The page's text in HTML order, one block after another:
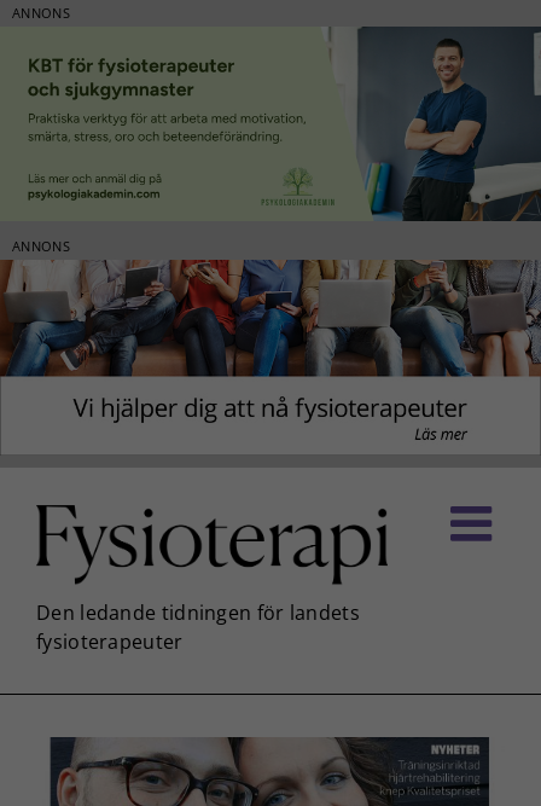
ANNONS
ANNONS
innehållet